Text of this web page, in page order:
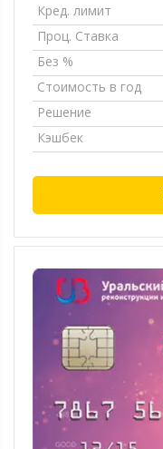
Кред. лимит
Проц. Ставка
Без %
Стоимость в год
Решение
Кэшбек